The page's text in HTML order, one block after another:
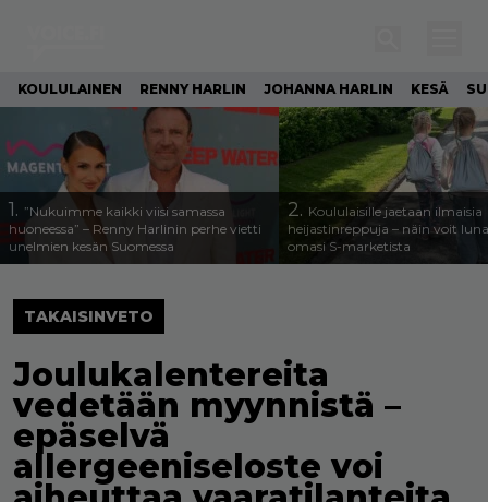
KOULULAINEN RENNY HARLIN JOHANNA HARLIN KESÄ
1. ”Nukuimme kaikki viisi samassa
huoneessa” – Renny Harlinin perhe vietti
unelmien kesän Suomessa
2. Koululaisille jaetaan ilmaisia
heijastinreppuja – näin voit
omasi S-marketista
TAKAISINVETO
Joulukalentereita
vedetään myynnistä –
epäselvä
allergeeniseloste voi